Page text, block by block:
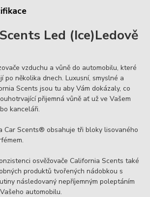
Led (Ice)Ledově
vzduchu a vůně do automobilu, které
po několika dnech. Luxusní, smyslné a
Scents jsou tu aby Vám dokázaly, co
přijemná vůně ať už ve Vašem
kanceláři.
Car Scents® obsahuje tři bloky lisovaného
osvěžovače California Scents také
produktů tvořených nádobkou s
následovaný nepříjemným poleptáním
automobilu.